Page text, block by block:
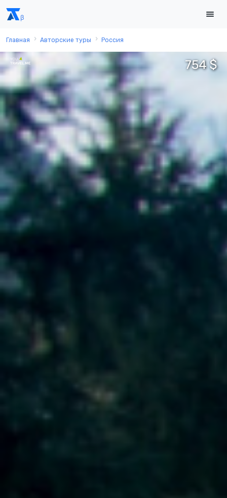
Главная Авторские туры Россия
754 $